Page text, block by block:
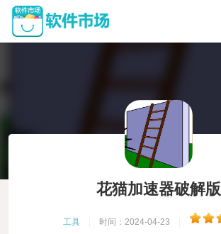
花猫加速器破解版
工具 时间：2024-04-23